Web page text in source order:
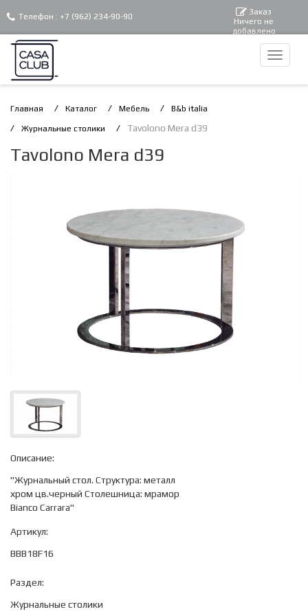
Телефон : +7 (962) 234-90-90 Заказ
Ничего не
добавлено
Главная Каталог Мебель B&b italia
Журнальные столики Tavolono Mera d39
Tavolono Mera d39
Описание:
"Журнальный стол. Структура: металл
хром цв.черный Столешница: мрамор
Bianco Carrara"
Артикул:
BBB18F16
Раздел:
Журнальные столики